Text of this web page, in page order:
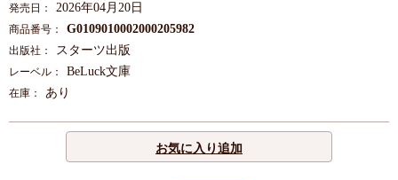
発売日： 2026年04月20日
商品番号： G0109010002000205982
出版社： スターツ出版
レーベル： BeLuck文庫
在庫： あり
お気に入り追加